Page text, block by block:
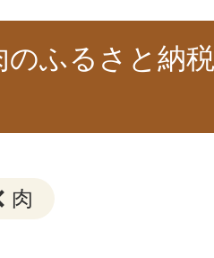
のふるさと納
肉